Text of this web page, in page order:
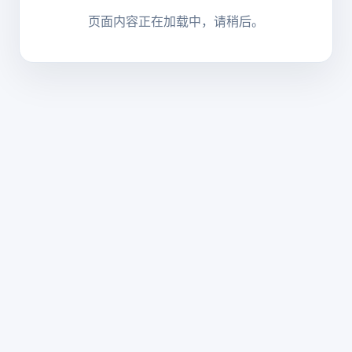
页面内容正在加载中，请稍后。